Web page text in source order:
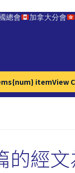
總會 加拿大分會
{num} itemView
的經